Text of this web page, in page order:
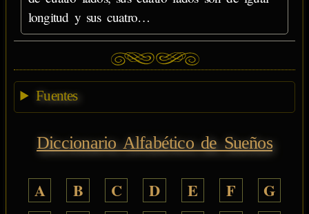
longitud y sus cuatro…
Fuentes
Diccionario Alfabético de Sueños
A B C D E F
G